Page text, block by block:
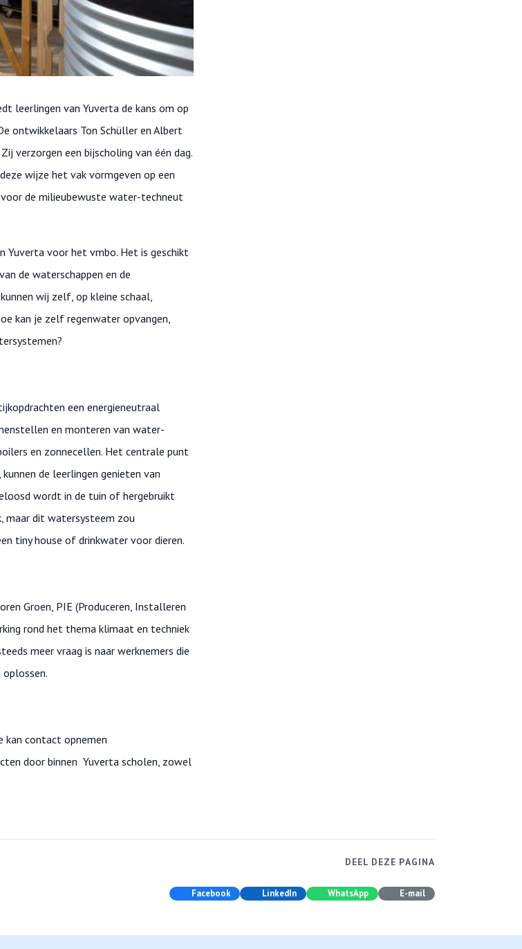
leerlingen van Yuverta de kans om op
ontwikkelaars Ton Schüller en Albert
verzorgen een bijscholing van één dag.
wijze het vak vormgeven op een
de milieubewuste water-techneut
Yuverta voor het vmbo. Het is geschikt
de waterschappen en de
wij zelf, op kleine schaal,
kan je zelf regenwater opvangen,
een energieneutraal
en monteren van water-
en zonnecellen. Het centrale punt
de leerlingen genieten van
wordt in de tuin of hergebruikt
maar dit watersysteem zou
tiny house of drinkwater voor dieren.
Groen, PIE (Produceren, Installeren
rond het thema klimaat en techniek
meer vraag is naar werknemers die
kan contact opnemen
door binnen Yuverta scholen, zowel
DEEL DEZE PAGINA
Facebook LinkedIn WhatsApp E-mail